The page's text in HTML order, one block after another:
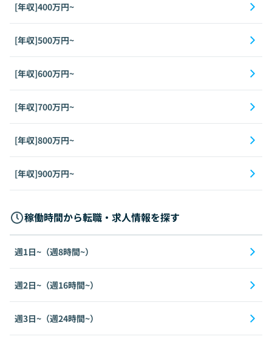
[年収]400万円~
[年収]500万円~
[年収]600万円~
[年収]700万円~
[年収]800万円~
[年収]900万円~
稼働時間から転職・求人情報を探す
週1日~（週8時間~）
週2日~（週16時間~）
週3日~（週24時間~）